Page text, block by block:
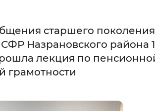
Без засечек
Интервал между буквами
старшего поколения
Назрановского района
лекция по
грамотности